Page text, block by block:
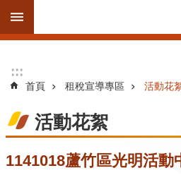
跳到主要內容區塊
階
搜
:::
:::
首頁 租稅宣導專區 活動花
活動花絮
1141018蘆竹區光明活動